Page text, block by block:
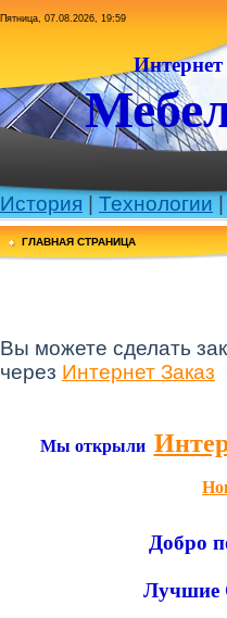
Пятница, 07.08.2026, 19:59
История Технологии
ГЛАВНАЯ СТРАНИЦА
Вы можете сделать
через Интернет Заказ
Мы открыли
Добро
Лучшие